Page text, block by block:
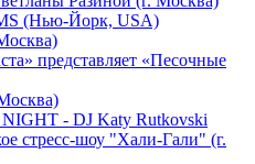
(Нью-Йорк, USA)
представляет «Песочные
- DJ Katy Rutkovski
стресс-шоу "Хали-Гали" (г.